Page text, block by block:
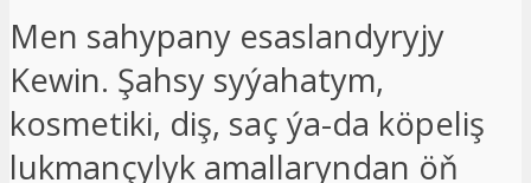
Men sahypany esaslandyryjy
Kewin. Şahsy syýahatym,
kosmetiki, diş, saç ýa-da köpeliş
lukmançylyk amallaryndan öň